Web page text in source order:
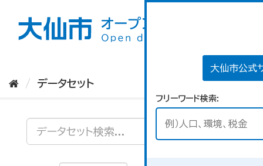
大仙市公式
フリーワード検索
データセット